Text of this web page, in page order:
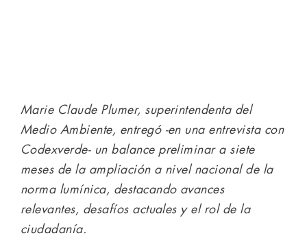
Marie Claude Plumer, superintendenta del
Medio Ambiente, entregó -en una entrevista con
Codexverde- un balance preliminar a siete
meses de la ampliación a nivel nacional de la
norma lumínica, destacando avances
relevantes, desafíos actuales y el rol de la
ciudadanía.